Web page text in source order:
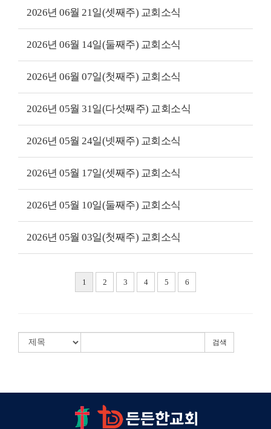
2026년 06월 21일(셋째주) 교회소식
2026년 06월 14일(둘째주) 교회소식
2026년 06월 07일(첫째주) 교회소식
2026년 05월 31일(다섯째주) 교회소식
2026년 05월 24일(넷째주) 교회소식
2026년 05월 17일(셋째주) 교회소식
2026년 05월 10일(둘째주) 교회소식
2026년 05월 03일(첫째주) 교회소식
1 2 3 4 5 6
검색